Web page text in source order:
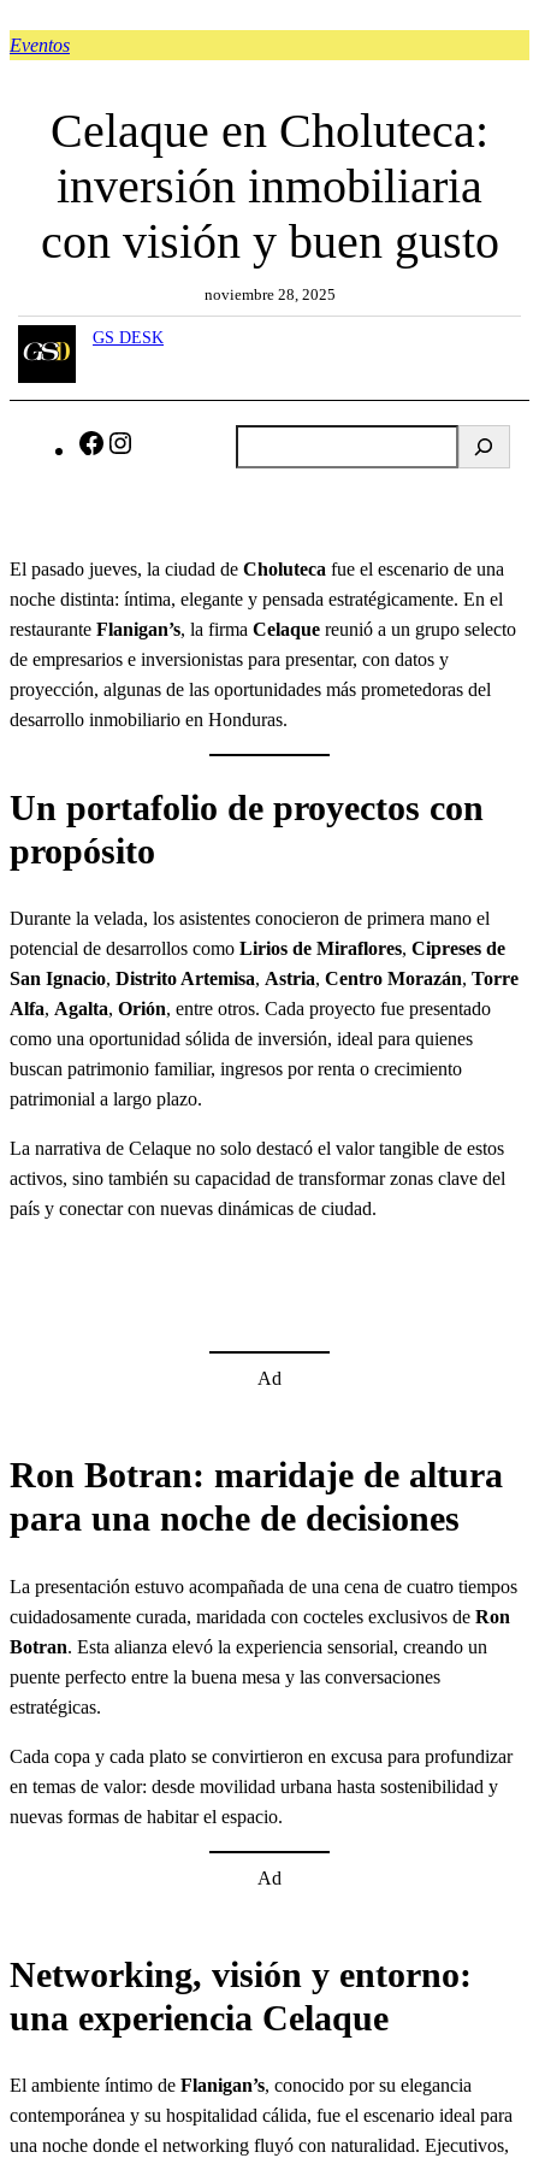
Eventos
Celaque en Choluteca:
inversión inmobiliaria
con visión y buen gusto
noviembre 28, 2025
GS DESK
F
b
o
o
k
a
g
r
a
m
u
a
El pasado jueves, la ciudad de Choluteca fue el escenario de una
noche distinta: íntima, elegante y pensada estratégicamente. En el
restaurante Flanigan’s, la firma Celaque reunió a un grupo selecto
de empresarios e inversionistas para presentar, con datos y
proyección, algunas de las oportunidades más prometedoras del
desarrollo inmobiliario en Honduras.
Un portafolio de proyectos con
propósito
Durante la velada, los asistentes conocieron de primera mano el
potencial de desarrollos como Lirios de Miraflores, Cipreses de
San Ignacio, Distrito Artemisa, Astria, Centro Morazán, Torre
Alfa, Agalta, Orión, entre otros. Cada proyecto fue presentado
como una oportunidad sólida de inversión, ideal para quienes
buscan patrimonio familiar, ingresos por renta o crecimiento
patrimonial a largo plazo.
La narrativa de Celaque no solo destacó el valor tangible de estos
activos, sino también su capacidad de transformar zonas clave del
país y conectar con nuevas dinámicas de ciudad.
Ad
Ron Botran: maridaje de altura
para una noche de decisiones
La presentación estuvo acompañada de una cena de cuatro tiempos
cuidadosamente curada, maridada con cocteles exclusivos de Ron
Botran. Esta alianza elevó la experiencia sensorial, creando un
puente perfecto entre la buena mesa y las conversaciones
estratégicas.
Cada copa y cada plato se convirtieron en excusa para profundizar
en temas de valor: desde movilidad urbana hasta sostenibilidad y
nuevas formas de habitar el espacio.
Ad
Networking, visión y entorno:
una experiencia Celaque
El ambiente íntimo de Flanigan’s, conocido por su elegancia
contemporánea y su hospitalidad cálida, fue el escenario ideal para
una noche donde el networking fluyó con naturalidad. Ejecutivos,